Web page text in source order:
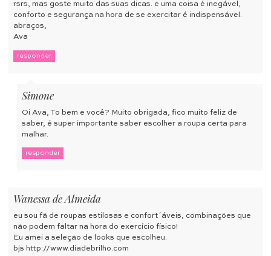
rsrs, mas goste muito das suas dicas. e uma coisa é inegável,
conforto e segurança na hora de se exercitar é indispensável.
abraços,
Ava
responder
Simone
Oi Ava, To bem e você? Muito obrigada, fico muito feliz de
saber, é super importante saber escolher a roupa certa para
malhar.
responder
Wanessa de Almeida
eu sou fã de roupas estilosas e confort´áveis, combinações que
não podem faltar na hora do exercício físico!
Eu amei a seleção de looks que escolheu.
bjs http://www.diadebrilho.com